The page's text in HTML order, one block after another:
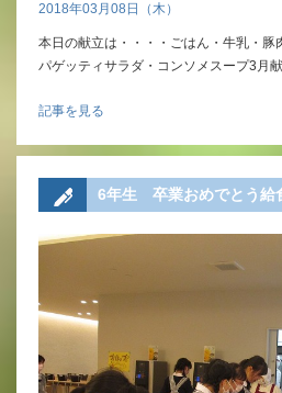
2018年03月08日（木）
本日の献立は・・・・ごはん・牛乳・豚
パゲッティサラダ・コンソメスープ3月
記事を見る
6年生 卒業おめでとう給